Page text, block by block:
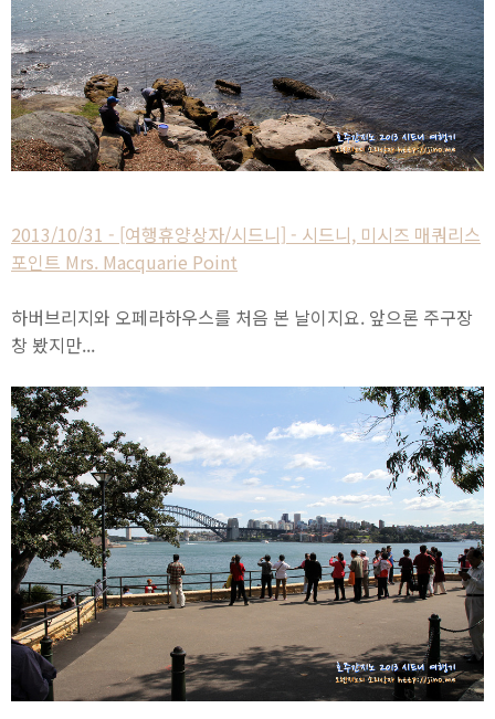
2013/10/31 - [여행휴양상자/시드니] - 시드니, 미시즈 매쿼리스
포인트 Mrs. Macquarie Point
하버브리지와 오페라하우스를 처음 본 날이지요. 앞으론 주구장
창 봤지만...